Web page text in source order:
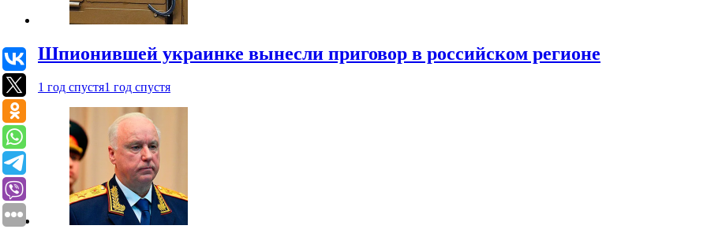
Шпионившей украинке вынесли приговор в российском регионе
1 год спустя1 год спустя